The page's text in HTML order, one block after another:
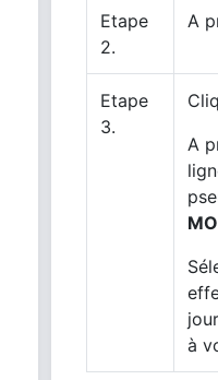
Etape
2.
A
Etape
3.
A
à